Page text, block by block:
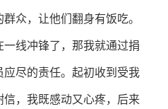
众，让他们翻身有饭吃。
线冲锋了，那我就通过捐
尽的责任。起初收到受我
，我既感动又心疼，后来